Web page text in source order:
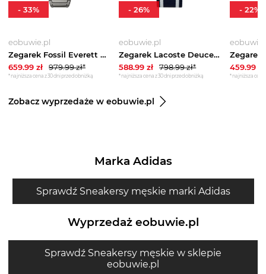
eobuwie.pl
Zegarek Fossil Everett Chronograph FS6107 Szary
659.99 zł 979.99zł*
*najniższa cena z 30 dni przed obniżką
- 33%
eobuwie.pl
Zegarek Lacoste Deuce 2011290 Granatowy
588.99 zł 798.99zł*
*najniższa cena z 30 dni przed obniżką
-26%
459.99zł
*najniższa cena
- 22%
Zobacz wyprzedaże w eobuwie.pl
Marka Adidas
Sprawdź Sneakersy męskie marki Adidas
Wyprzedaż eobuwie.pl
Sprawdź Sneakersy męskie w sklepie
eobuwie.pl